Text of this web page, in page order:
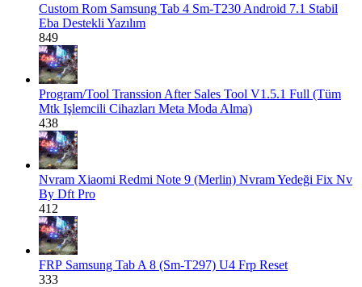
Custom Rom Samsung Tab 4 Sm-T230 Android 7.1 Stabil
Eba Destekli Yazılım
849
Program/Tool Transsion After Sales Tool V1.5.1 Full (Tüm
Mtk Işlemcili Cihazları Meta Moda Alma)
438
Nvram Xiaomi Redmi Note 9 (Merlin) Nvram Yedeği Fix Nv
By Dft Pro
412
FRP Samsung Tab A 8 (Sm-T297) U4 Frp Reset
333